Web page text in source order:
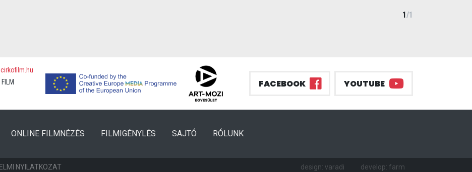
1/1
FACEBOOK YOUTUBE
ONLINE FILMNÉZÉS FILMIGÉNYLÉS SAJTÓ RÓLUNK
NYILATKOZAT design: varadi develop: farm